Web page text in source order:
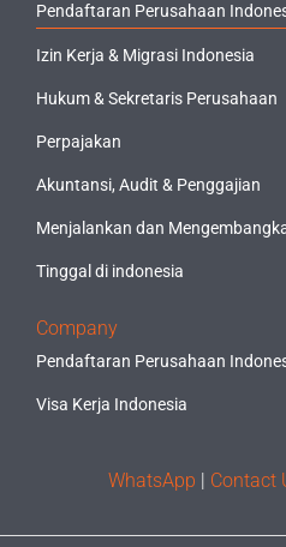
Pendaftaran Perusahaan
Izin Kerja & Migrasi Indonesia
Hukum & Sekretaris Perusahaan
Perpajakan
Akuntansi, Audit & Penggajian
Menjalankan dan
Tinggal di indonesia
Company
Pendaftaran Perusahaan
Visa Kerja Indonesia
WhatsApp | Contact